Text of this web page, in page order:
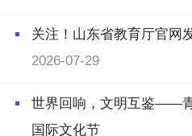
关注！山东省教育厅官网
2026-07-29
世界回响，文明互鉴——
国际文化节